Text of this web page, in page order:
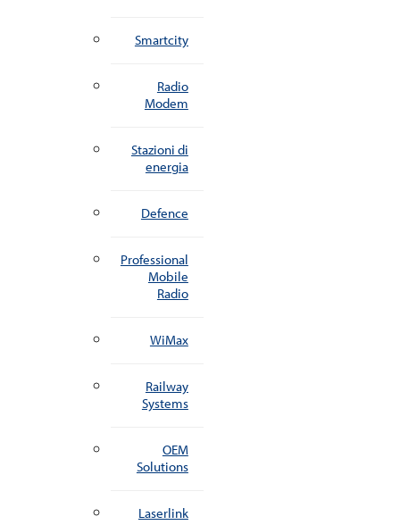
Smartcity
Radio
Modem
Stazioni di
energia
Defence
Professional
Mobile
Radio
WiMax
Railway
Systems
OEM
Solutions
Laserlink